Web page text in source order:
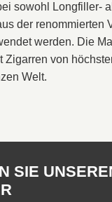
sowohl Longfiller-
der renommierten
werden. Die
Zigarren von
Welt.
SIE